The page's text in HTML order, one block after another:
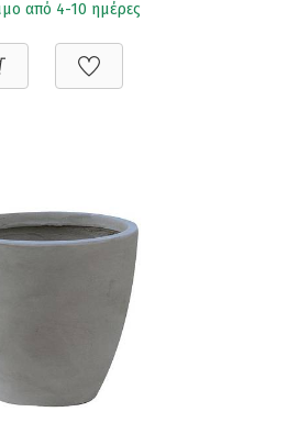
από 4-10 ημέρες